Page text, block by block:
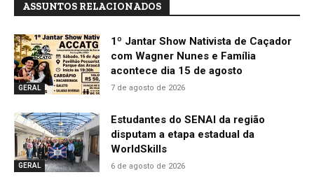
ASSUNTOS RELACIONADOS
GERAL
1º Jantar Show Nativista de Caçador
com Wagner Nunes e Família
acontece dia 15 de agosto
7 de agosto de 2026
GERAL
Estudantes do SENAI da região
disputam a etapa estadual da
WorldSkills
6 de agosto de 2026